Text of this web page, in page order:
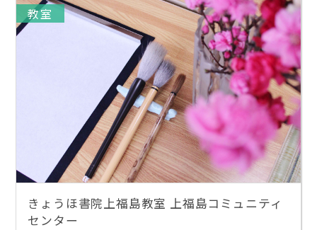
教室
きょうほ書院上福島教室 上福島コミュニティ
センター